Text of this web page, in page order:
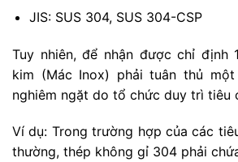
JIS: SUS 304, SUS 304-CSP
Tuy nhiên, để nhận được chỉ định
kim (Mác Inox) phải tuân thủ
nghiêm ngặt do tổ chức duy trì tiêu
Ví dụ: Trong trường hợp của các
thường, thép không gỉ 304 phải